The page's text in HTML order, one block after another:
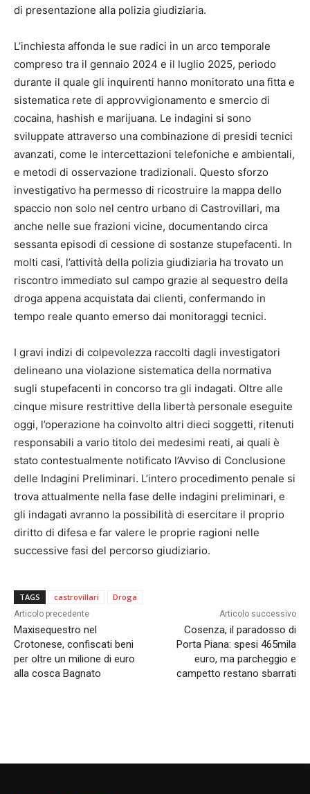
di presentazione alla polizia giudiziaria.
L’inchiesta affonda le sue radici in un arco temporale
compreso tra il gennaio 2024 e il luglio 2025, periodo
durante il quale gli inquirenti hanno monitorato una fitta e
sistematica rete di approvvigionamento e smercio di
cocaina, hashish e marijuana. Le indagini si sono
sviluppate attraverso una combinazione di presidi tecnici
avanzati, come le intercettazioni telefoniche e ambientali,
e metodi di osservazione tradizionali. Questo sforzo
investigativo ha permesso di ricostruire la mappa dello
spaccio non solo nel centro urbano di Castrovillari, ma
anche nelle sue frazioni vicine, documentando circa
sessanta episodi di cessione di sostanze stupefacenti. In
molti casi, l’attività della polizia giudiziaria ha trovato un
riscontro immediato sul campo grazie al sequestro della
droga appena acquistata dai clienti, confermando in
tempo reale quanto emerso dai monitoraggi tecnici.
I gravi indizi di colpevolezza raccolti dagli investigatori
delineano una violazione sistematica della normativa
sugli stupefacenti in concorso tra gli indagati. Oltre alle
cinque misure restrittive della libertà personale eseguite
oggi, l’operazione ha coinvolto altri dieci soggetti, ritenuti
responsabili a vario titolo dei medesimi reati, ai quali è
stato contestualmente notificato l’Avviso di Conclusione
delle Indagini Preliminari. L’intero procedimento penale si
trova attualmente nella fase delle indagini preliminari, e
gli indagati avranno la possibilità di esercitare il proprio
diritto di difesa e far valere le proprie ragioni nelle
successive fasi del percorso giudiziario.
TAGS castrovillari Droga
Articolo precedente
Maxisequestro nel
Crotonese, confiscati beni
per oltre un milione di euro
alla cosca Bagnato
Articolo successivo
Cosenza, il paradosso di
Porta Piana: spesi 465mila
euro, ma parcheggio e
campetto restano sbarrati